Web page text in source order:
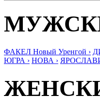
ФАКЕЛ Новый Уренгой ›
ЮГРА › НОВА ›